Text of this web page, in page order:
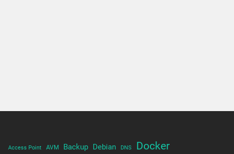
Access Point AVM Backup Debian DNS Docker